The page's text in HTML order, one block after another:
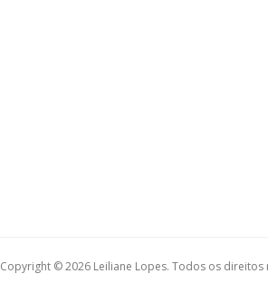
Copyright © 2026 Leiliane Lopes. Todos os direitos